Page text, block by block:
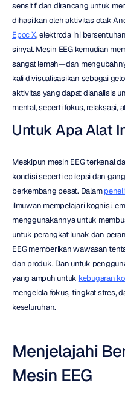
sensitif dan dirancang untuk
dihasilkan oleh aktivitas otak
Epoc X, elektroda ini
sinyal. Mesin EEG kemudian
sangat lemah—dan
kali divisualisasikan sebagai
aktivitas yang dapat dianalisis
mental, seperti fokus, relaksasi,
Untuk Apa Alat
Meskipun mesin EEG terkenal
kondisi seperti epilepsi dan
berkembang pesat. Dalam
ilmuwan mempelajari kognisi,
menggunakannya untuk
untuk perangkat lunak dan
EEG memberikan wawasan
dan produk. Dan untuk
yang ampuh untuk kebugaran
mengelola fokus, tingkat stres,
keseluruhan.
Menjelajahi
Mesin EEG